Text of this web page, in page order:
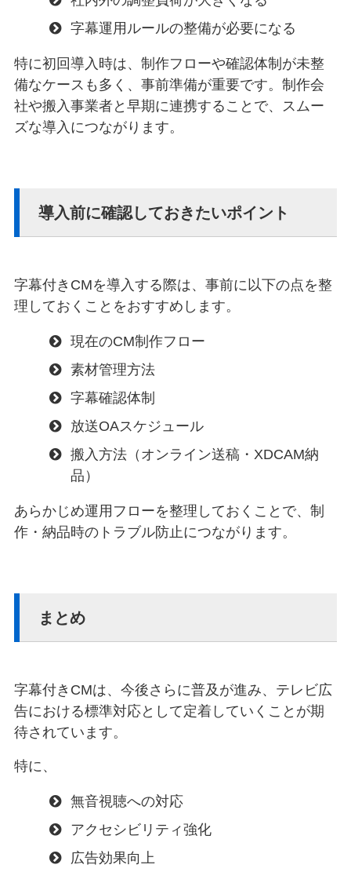
字幕運用ルールの整備が必要になる
特に初回導入時は、制作フローや確認体制が未整
備なケースも多く、事前準備が重要です。制作会
社や搬入事業者と早期に連携することで、スムー
ズな導入につながります。
導入前に確認しておきたいポイント
字幕付きCMを導入する際は、事前に以下の点を整
理しておくことをおすすめします。
現在のCM制作フロー
素材管理方法
字幕確認体制
放送OAスケジュール
搬入方法（オンライン送稿・XDCAM納
品）
あらかじめ運用フローを整理しておくことで、制
作・納品時のトラブル防止につながります。
まとめ
字幕付きCMは、今後さらに普及が進み、テレビ広
告における標準対応として定着していくことが期
待されています。
特に、
無音視聴への対応
アクセシビリティ強化
広告効果向上